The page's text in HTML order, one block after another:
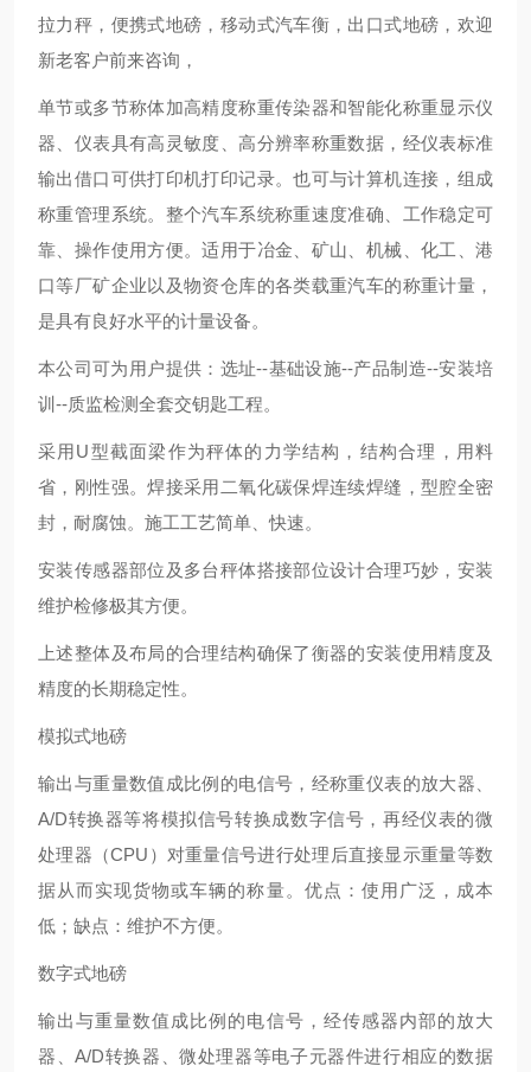
拉力秤，便携式地磅，移动式汽车衡，出口式地磅，欢迎
新老客户前来咨询，
单节或多节称体加高精度称重传染器和智能化称重显示仪
器、仪表具有高灵敏度、高分辨率称重数据，经仪表标准
输出借口可供打印机打印记录。也可与计算机连接，组成
称重管理系统。整个汽车系统称重速度准确、工作稳定可
靠、操作使用方便。适用于冶金、矿山、机械、化工、港
口等厂矿企业以及物资仓库的各类载重汽车的称重计量，
是具有良好水平的计量设备。
本公司可为用户提供：选址--基础设施--产品制造--安装培
训--质监检测全套交钥匙工程。
采用U型截面梁作为秤体的力学结构，结构合理，用料
省，刚性强。焊接采用二氧化碳保焊连续焊缝，型腔全密
封，耐腐蚀。施工工艺简单、快速。
安装传感器部位及多台秤体搭接部位设计合理巧妙，安装
维护检修极其方便。
上述整体及布局的合理结构确保了衡器的安装使用精度及
精度的长期稳定性。
模拟式地磅
输出与重量数值成比例的电信号，经称重仪表的放大器、
A/D转换器等将模拟信号转换成数字信号，再经仪表的微
处理器（CPU）对重量信号进行处理后直接显示重量等数
据从而实现货物或车辆的称量。优点：使用广泛，成本
低；缺点：维护不方便。
数字式地磅
输出与重量数值成比例的电信号，经传感器内部的放大
器、A/D转换器、微处理器等电子元器件进行相应的数据